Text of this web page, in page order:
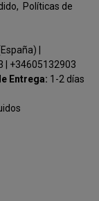
Políticas de
|
+34605132903
Entrega: 1-2 días